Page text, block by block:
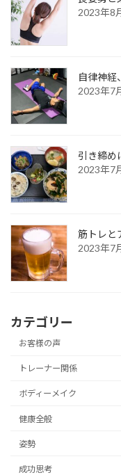
2023年8
自律神
2023年7
引き締
2023年7
筋トレ
2023年7
カテゴリー
お客様の声
トレーナー関係
ボディーメイク
健康全般
姿勢
成功思考